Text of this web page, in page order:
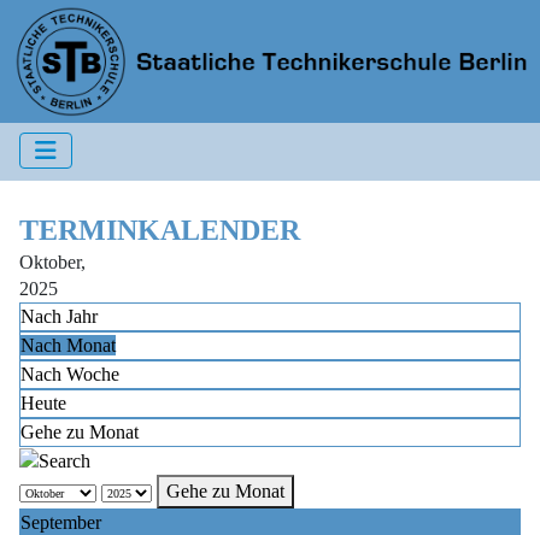
TERMINKALENDER
Oktober,
2025
Nach Jahr
Nach Monat
Nach Woche
Heute
Gehe zu Monat
Gehe zu Monat
September